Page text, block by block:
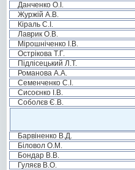
Данченко О.І.
Журжій А.В.
Кіраль С.І.
Лаврик О.В.
Мірошніченко І.В.
Острікова Т.Г.
Підлісецький Л.Т.
Романова А.А.
Семенченко С.І.
Сисоєнко І.В.
Соболєв Є.В.
Барвіненко В.Д.
Біловол О.М.
Бондар В.В.
Гуляєв В.О.